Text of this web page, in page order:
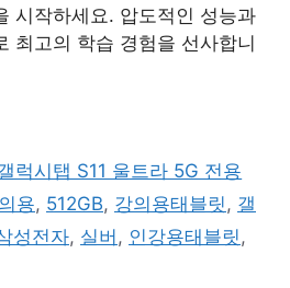
시작하세요. 압도적인 성능과
최고의 학습 경험을 선사합니
럭시탭 S11 울트라 5G 전용
용, 512GB, 강의용태블릿 , 갤
성전자, 실버 , 인강용태블릿 ,